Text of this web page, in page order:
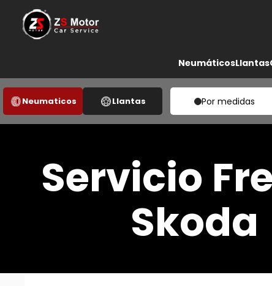
NeumáticosLlantas
Neumaticos Llantas Por medidas
Servicio
Skoda